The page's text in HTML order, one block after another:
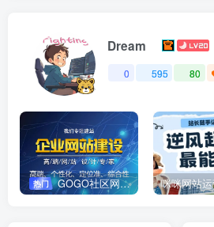
Dream
0 595 80
热门 GOGO社区网站搭建(自助服务)